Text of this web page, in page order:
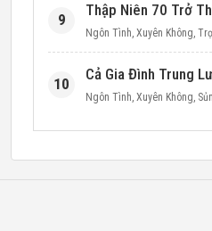
9
Ngôn Tình, Xuyên Không,
10
Ngôn Tình, Xuyên Không,